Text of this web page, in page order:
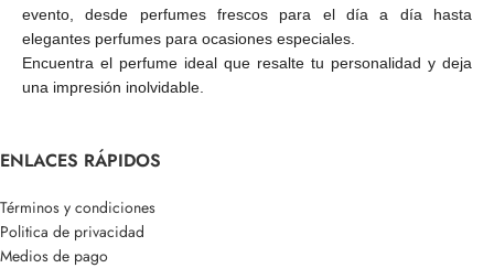
evento, desde perfumes frescos para el día a día hasta
elegantes perfumes para ocasiones especiales.
Encuentra el perfume ideal que resalte tu personalidad y deja
una impresión inolvidable.
ENLACES RÁPIDOS
Términos y condiciones
Politica de privacidad
Medios de pago